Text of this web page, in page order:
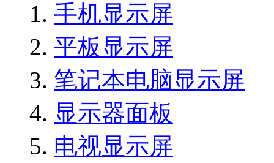
手机显示屏
平板显示屏
笔记本电脑显示屏
显示器面板
电视显示屏